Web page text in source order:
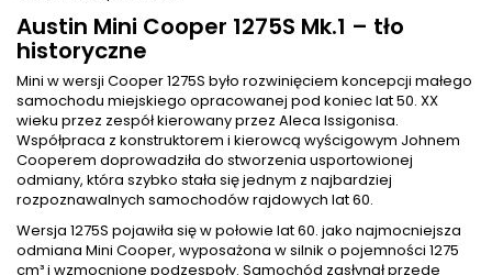
Austin Mini Cooper 1275S Mk.1 – tło
historyczne
Mini w wersji Cooper 1275S było rozwinięciem koncepcji małego
samochodu miejskiego opracowanej pod koniec lat 50. XX
wieku przez zespół kierowany przez Aleca Issigonisa.
Współpraca z konstruktorem i kierowcą wyścigowym Johnem
Cooperem doprowadziła do stworzenia usportowionej
odmiany, która szybko stała się jednym z najbardziej
rozpoznawalnych samochodów rajdowych lat 60.
Wersja 1275S pojawiła się w połowie lat 60. jako najmocniejsza
odmiana Mini Cooper, wyposażona w silnik o pojemności 1275
cm³ i wzmocnione podzespoły. Samochód zasłynął przede